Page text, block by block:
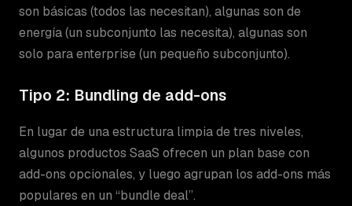
son básicas (todos las necesitan), algunas son de
energía (un subconjunto las necesita), algunas son
solo para enterprise (un pequeño subconjunto).
Tipo 2: Bundling de add-ons
En lugar de una estructura limpia de tres niveles,
algunos productos SaaS ofrecen un plan base con
add-ons opcionales, y luego agrupan los add-ons más
populares en un “bundle deal”.